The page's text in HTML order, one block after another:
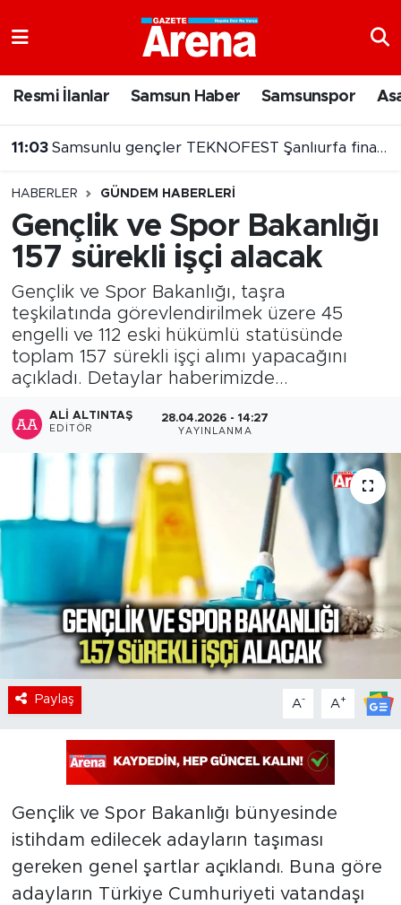
Resmi İlanlar Samsun Haber Samsunspor
11:03 Samsunlu gençler TEKNOFEST Şanlıurfa finalinde
10:55 Philip Morris grubu sigaralara zam geldi
HABERLER GÜNDEM HABERLERI
Gençlik ve Spor Bakanlığı
157 sürekli işçi alacak
Gençlik ve Spor Bakanlığı, taşra
teşkilatında görevlendirilmek üzere 45
engelli ve 112 eski hükümlü statüsünde
toplam 157 sürekli işçi alımı yapacağını
açıkladı. Detaylar haberimizde...
ALI ALTINTAŞ
EDITÖR
28.04.2026 - 14:27
YAYINLANMA
Paylaş A- A+
Gençlik ve Spor Bakanlığı bünyesinde
istihdam edilecek adayların taşıması
gereken genel şartlar açıklandı. Buna göre
adayların Türkiye Cumhuriyeti vatandaşı
Samsun Namaz Vakitleri
Süper Lig Puan Durumu ve Fikstür
Tüm Manşetler
Son Dakika Haberleri
Haber Arşivi